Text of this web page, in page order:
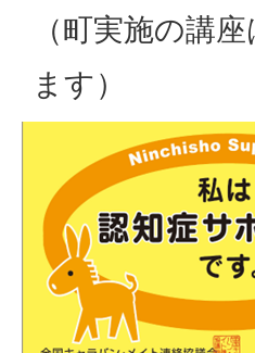
（町実施の講
ます）